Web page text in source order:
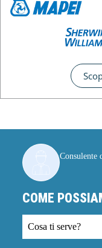
Consulente
COME
Cosa ti serve?